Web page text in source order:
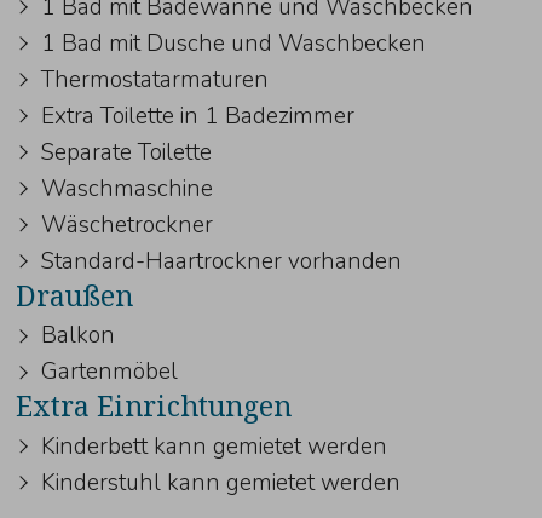
1 Bad mit Badewanne und Waschbecken
1 Bad mit Dusche und Waschbecken
Thermostatarmaturen
Extra Toilette in 1 Badezimmer
Separate Toilette
Waschmaschine
Wäschetrockner
Standard-Haartrockner vorhanden
Draußen
Balkon
Gartenmöbel
Extra Einrichtungen
Kinderbett kann gemietet werden
Kinderstuhl kann gemietet werden